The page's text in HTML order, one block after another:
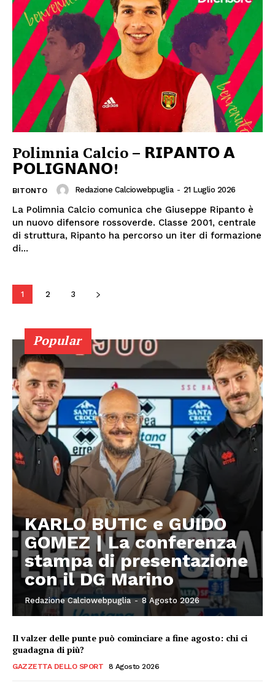
Polimnia Calcio – 𝗥𝗜𝗣𝗔𝗡𝗧𝗢 𝗔
𝗣𝗢𝗟𝗜𝗚𝗡𝗔𝗡𝗢!
BITONTO Redazione Calciowebpuglia - 21 Luglio 2026
La Polimnia Calcio comunica che Giuseppe Ripanto è
un nuovo difensore rossoverde. Classe 2001, centrale
di struttura, Ripanto ha percorso un iter di formazione
di...
1 2 3
Popular
KARLO BUTIC e GUIDO
GOMEZ | La conferenza
stampa di presentazione
con il DG Marino
Redazione Calciowebpuglia - 8 Agosto 2026
Il valzer delle punte può cominciare a fine agosto: chi ci
guadagna di più?
GAZZETTA DELLO SPORT 8 Agosto 2026